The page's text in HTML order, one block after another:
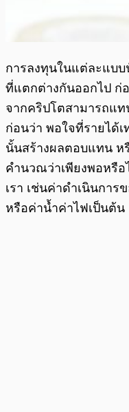
การลงทุนในแต่ละแบ
ที่แตกต่างกันออกไป ก่
จากคริปโตสามารถแท
ก่อนว่า พอใจที่รายได้
นั้นสร้างผลตอบแทน ห
คำนวณว่าเพียงพอหรื
เรา เช่นค่าดำเนินการ
หรือค่าน้ำค่าไฟเป็นต้น